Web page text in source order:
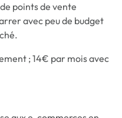
points de vente
avec peu de budget
; 14€ par mois avec